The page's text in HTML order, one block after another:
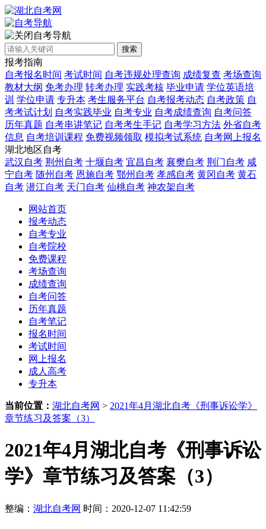
自考导航
搜索
报考指南
自考报名时间 考试时间 自考违规处理查询 成绩复查 考场查询
教材大纲 免考办理 转考办理 实践考核 毕业申请 学位英语培
训 学位申请 专升本 考生服务平台 自考报考动态 自考政策 自
考考试计划 自考实践毕业 自考专业 自考成绩查询 自考问答
历年真题 自考串讲笔记 自考考生手记 自考学习方法 外省自考
信息 自考培训课程 免费视频领取 模拟考试系统 自考网上报名
湖北地区自考
武汉自考 荆州自考 十堰自考 宜昌自考 襄樊自考 荆门自考 咸
宁自考 随州自考 恩施自考 鄂州自考 孝感自考 黄冈自考 黄石
自考 潜江自考 天门自考 仙桃自考 神农架自考
网站首页
报考动态
自考专业
自考院校
免费课程
考场查询
成绩查询
自考问答
历年真题
自考笔记
报名时间
考试时间
网上报名
成人高考
专升本
当前位置： 湖北自考网 > 2021年4月湖北自考《刑事诉讼学》
章节练习及答案（3）
2021年4月湖北自考《刑事诉讼
学》章节练习及答案（3）
整编： 湖北自考网 时间：2020-12-07 11:42:59